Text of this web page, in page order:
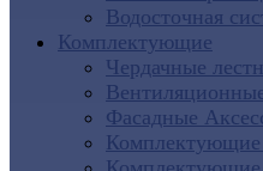
Водосточная
Комплектующие
Чердачные
Фасадные